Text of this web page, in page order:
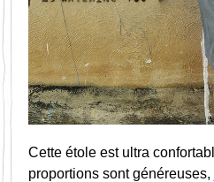
Cette étole est ultra
proportions sont